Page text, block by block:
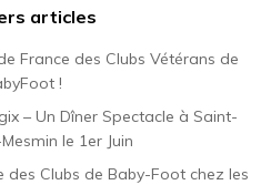
articles
France des Clubs Vétérans de
!
– Un Dîner Spectacle à Saint-
le 1er Juin
Clubs de Baby-Foot chez les